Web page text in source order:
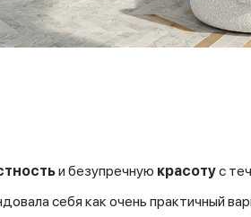
и безупречную красотус
себя как очень практичный